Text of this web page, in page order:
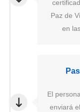
Paz de
en
El
enviará